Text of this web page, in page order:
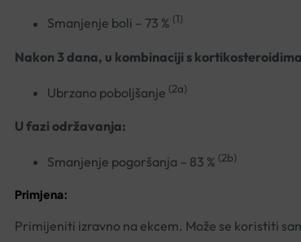
Smanjenje boli – 73 % (1)
Nakon 3 dana, u kombinaciji s kortikosteroidima
Ubrzano poboljšanje (2a)
U fazi održavanja:
Smanjenje pogoršanja – 83 % (2b)
Primjena:
Primijeniti izravno na ekcem. Može se koristiti